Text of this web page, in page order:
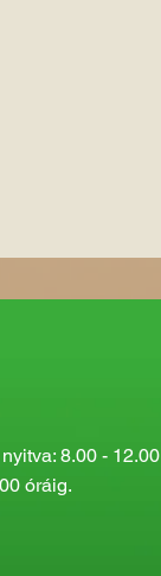
8.00 - 12.00
óráig.